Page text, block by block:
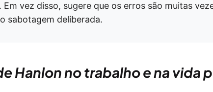
vez disso, sugere que os erros são muitas
sabotagem deliberada.
Hanlon no trabalho e na vida